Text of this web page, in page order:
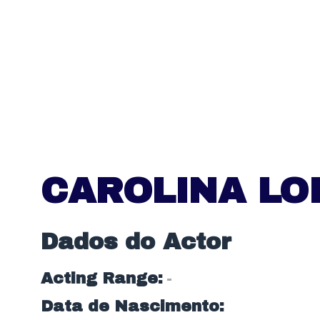
CAROLINA
Dados do Actor
Acting Range: -
Data de Nascimento: